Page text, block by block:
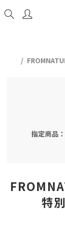
指定商品
特